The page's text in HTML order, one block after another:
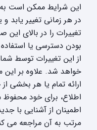
این شرایط ممکن است به
در هر زمانی تغییر یابد
تغییرات را در بالای
بودن دسترسی یا
از این تغییرات توسط
خواهد شد. علاوه بر این
ارائه تمام یا هر بخشی
اطلاع، برای خود
اطمینان از آشنایی با
مرتب به آن مراجعه می